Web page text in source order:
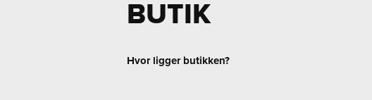
BUTIK
Hvor ligger butikken?